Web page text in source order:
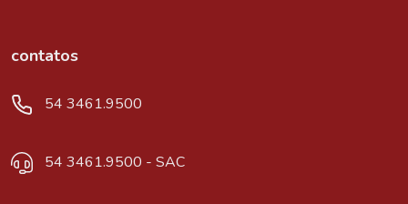
contatos
54 3461.9500
54 3461.9500 - SAC